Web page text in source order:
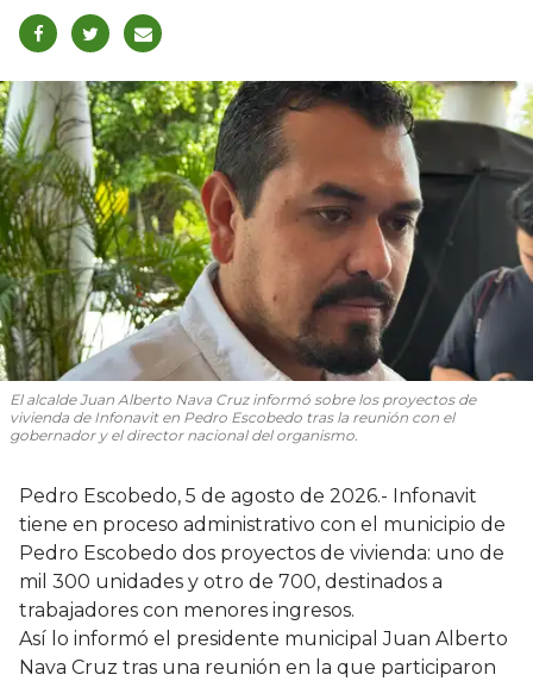
El alcalde Juan Alberto Nava Cruz informó sobre los proyectos de
vivienda de Infonavit en Pedro Escobedo tras la reunión con el
gobernador y el director nacional del organismo.
Pedro Escobedo, 5 de agosto de 2026.- Infonavit
tiene en proceso administrativo con el municipio de
Pedro Escobedo dos proyectos de vivienda: uno de
mil 300 unidades y otro de 700, destinados a
trabajadores con menores ingresos.
Así lo informó el presidente municipal Juan Alberto
Nava Cruz tras una reunión en la que participaron